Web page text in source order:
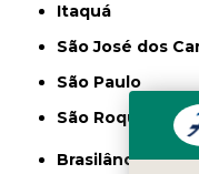
Itaquá
São José dos
São Paulo
São Roque
Brasilândia